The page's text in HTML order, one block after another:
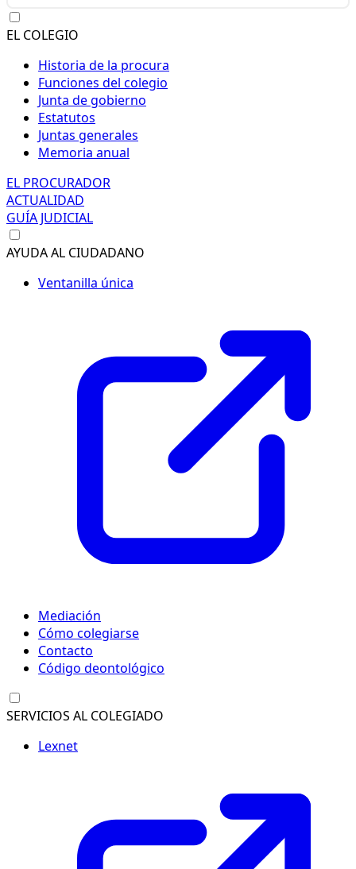
EL COLEGIO
Historia de la procura
Funciones del colegio
Junta de gobierno
Estatutos
Juntas generales
Memoria anual
EL PROCURADOR
ACTUALIDAD
GUÍA JUDICIAL
AYUDA AL CIUDADANO
Ventanilla única
Mediación
Cómo colegiarse
Contacto
Código deontológico
SERVICIOS AL COLEGIADO
Lexnet